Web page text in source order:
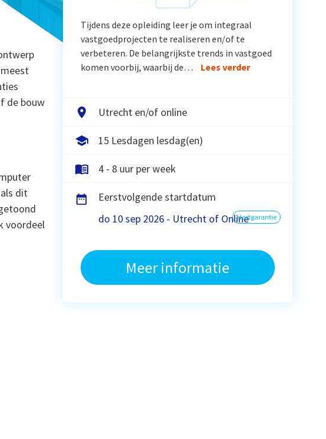
de bouw
dit
voordeel
Tijdens deze opleiding leer je om integraal
vastgoedprojecten te realiseren en/of te
verbeteren. De belangrijkste trends in vastgoed
komen voorbij, waarbij de…
Lees verder
Utrecht en/of online
15 Lesdagen lesdag(en)
4 - 8 uur per week
Eerstvolgende startdatum
do 10 sep 2026 - Utrecht of Onlinestartgarantie
Meer informatie